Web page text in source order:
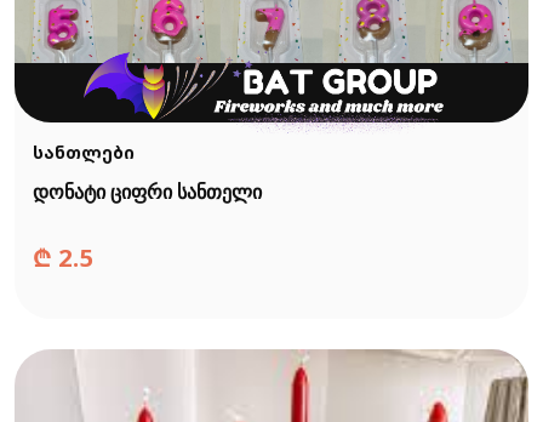
სანთლები
დონატი ციფრი სანთელი
₾ 2.5